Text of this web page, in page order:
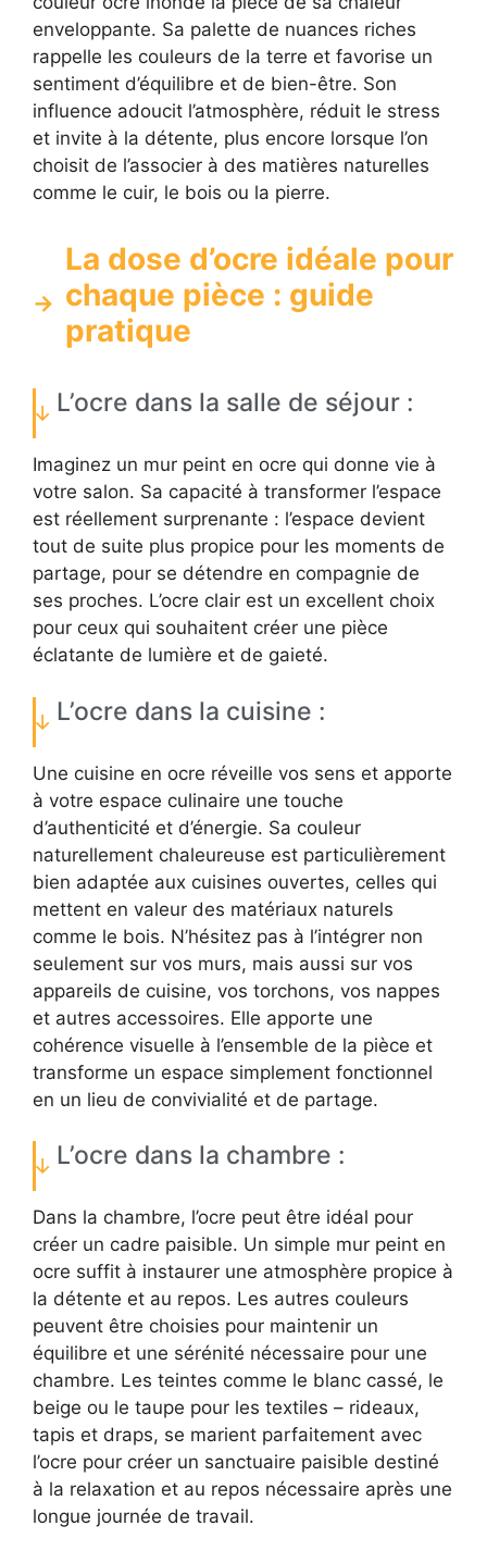
enveloppante. Sa palette de nuances riches
rappelle les couleurs de la terre et favorise un
sentiment d’équilibre et de bien-être. Son
influence adoucit l’atmosphère, réduit le stress
et invite à la détente, plus encore lorsque l’on
choisit de l’associer à des matières naturelles
comme le cuir, le bois ou la pierre.
La dose d’ocre idéale pour
chaque pièce : guide
pratique
L’ocre dans la salle de séjour :
Imaginez un mur peint en ocre qui donne vie à
votre salon. Sa capacité à transformer l’espace
est réellement surprenante : l’espace devient
tout de suite plus propice pour les moments de
partage, pour se détendre en compagnie de
ses proches. L’ocre clair est un excellent choix
pour ceux qui souhaitent créer une pièce
éclatante de lumière et de gaieté.
L’ocre dans la cuisine :
Une cuisine en ocre réveille vos sens et apporte
à votre espace culinaire une touche
d’authenticité et d’énergie. Sa couleur
naturellement chaleureuse est particulièrement
bien adaptée aux cuisines ouvertes, celles qui
mettent en valeur des matériaux naturels
comme le bois. N’hésitez pas à l’intégrer non
seulement sur vos murs, mais aussi sur vos
appareils de cuisine, vos torchons, vos nappes
et autres accessoires. Elle apporte une
cohérence visuelle à l’ensemble de la pièce et
transforme un espace simplement fonctionnel
en un lieu de convivialité et de partage.
L’ocre dans la chambre :
Dans la chambre, l’ocre peut être idéal pour
créer un cadre paisible. Un simple mur peint en
ocre suffit à instaurer une atmosphère propice à
la détente et au repos. Les autres couleurs
peuvent être choisies pour maintenir un
équilibre et une sérénité nécessaire pour une
chambre. Les teintes comme le blanc cassé, le
beige ou le taupe pour les textiles – rideaux,
tapis et draps, se marient parfaitement avec
l’ocre pour créer un sanctuaire paisible destiné
à la relaxation et au repos nécessaire après une
longue journée de travail.